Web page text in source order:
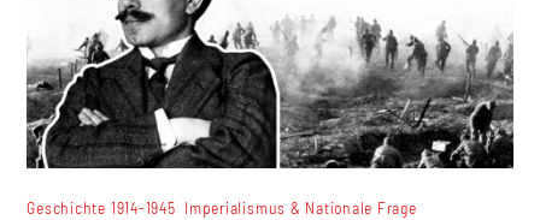
Geschichte 1914-1945 Imperialismus & Nationale Frage